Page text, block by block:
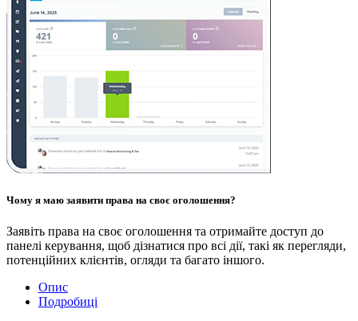
Чому я маю заявити права на своє оголошення?
Заявіть права на своє оголошення та отримайте доступ до
панелі керування, щоб дізнатися про всі дії, такі як перегляди,
потенційних клієнтів, огляди та багато іншого.
Опис
Подробиці